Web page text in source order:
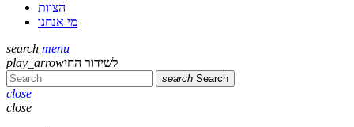
הצוות
מי אנחנו
search menu
play_arrowלשידור החי
search Search
close
close